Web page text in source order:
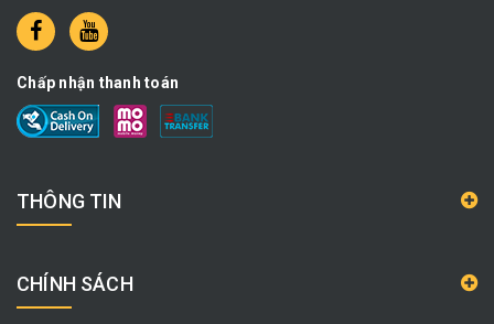
Chấp nhận thanh toán
THÔNG TIN
CHÍNH SÁCH